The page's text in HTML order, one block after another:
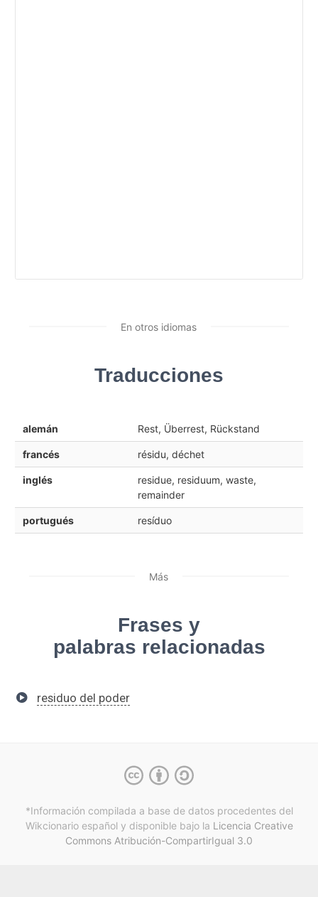
En otros idiomas
Traducciones
alemán Rest, Überrest, Rückstand
francés résidu, déchet
inglés
residue, residuum, waste,
remainder
portugués resíduo
Más
Frases y
palabras relacionadas
residuo del poder
*Información compilada a base de datos procedentes del
Wikcionario español y disponible bajo la Licencia Creative
Commons Atribución-CompartirIgual 3.0